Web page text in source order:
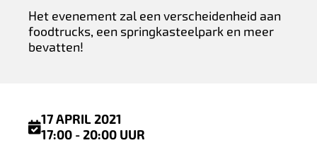
Het evenement zal een verscheidenheid aan
foodtrucks, een springkasteelpark en meer
bevatten!
17 APRIL 2021
17:00 - 20:00 UUR